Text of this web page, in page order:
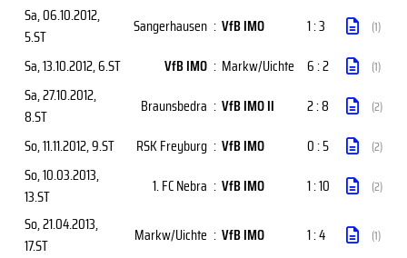
Sa, 06.10.2012,
5.ST
Sangerhausen : VfB IMO 1 : 3 (1)
Sa, 13.10.2012, 6.ST VfB IMO : Markw/Uichte 6 : 2 (1)
Sa, 27.10.2012,
8.ST
Braunsbedra : VfB IMO II 2 : 8 (2)
So, 11.11.2012, 9.ST RSK Freyburg : VfB IMO 0 : 5 (2)
So, 10.03.2013,
13.ST
1. FC Nebra : VfB IMO 1 : 10 (2)
So, 21.04.2013,
17.ST
Markw/Uichte : VfB IMO 1 : 4 (1)